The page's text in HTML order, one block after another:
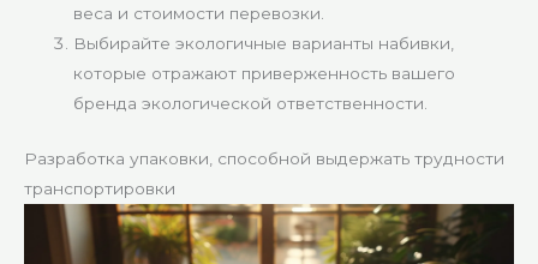
веса и стоимости перевозки.
Выбирайте экологичные варианты набивки,
которые отражают приверженность вашего
бренда экологической ответственности.
Разработка упаковки, способной выдержать трудности
транспортировки